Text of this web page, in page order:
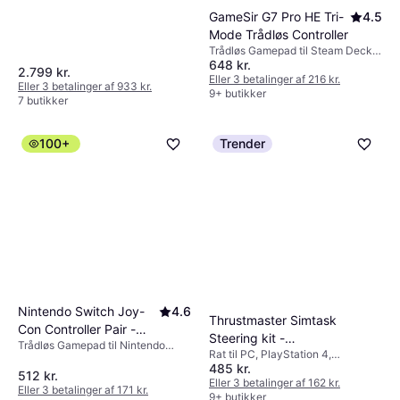
2.799 kr.
Eller 3 betalinger af 933 kr.
7 butikker
GameSir G7 Pro HE Tri-
Mode Trådløs Controller
4.5
Trådløs Gamepad til Steam Deck,
Xbox One, Xbox Series S, Android,
Xbox Series X, PC
648 kr.
Eller 3 betalinger af 216 kr.
9+ butikker
100+
Nintendo Switch Joy-
Con Controller Pair -
Neon Green/Neon Pink
4.6
Trådløs Gamepad til Nintendo
512 kr.
Eller 3 betalinger af 171 kr.
Trender
Thrustmaster Simtask
Steering kit -
(PC/PS4/PS5/XBox)
Rat til PC, PlayStation 4,
PlayStation 5
485 kr.
Eller 3 betalinger af 162 kr.
9+ butikker